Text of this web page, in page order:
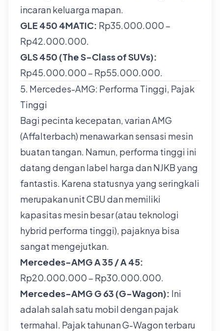
incaran keluarga mapan.
GLE 450 4MATIC: Rp35.000.000 –
Rp42.000.000.
GLS 450 (The S-Class of SUVs):
Rp45.000.000 – Rp55.000.000.
5. Mercedes-AMG: Performa Tinggi, Pajak
Tinggi
Bagi pecinta kecepatan, varian AMG
(Affalterbach) menawarkan sensasi mesin
buatan tangan. Namun, performa tinggi ini
datang dengan label harga dan NJKB yang
fantastis. Karena statusnya yang seringkali
merupakan unit CBU dan memiliki
kapasitas mesin besar (atau teknologi
hybrid performa tinggi), pajaknya bisa
sangat mengejutkan.
Mercedes-AMG A 35 / A 45:
Rp20.000.000 – Rp30.000.000.
Mercedes-AMG G 63 (G-Wagon): Ini
adalah salah satu mobil dengan pajak
termahal. Pajak tahunan G-Wagon terbaru